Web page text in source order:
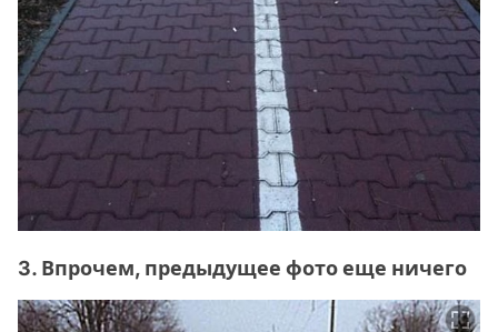
3. Впрочем, предыдущее фото еще ничего